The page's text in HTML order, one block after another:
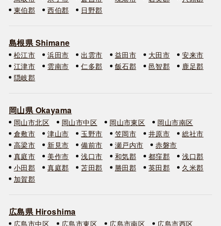
東伯郡
西伯郡 日野郡
島根県 Shimane
松江市 浜田市 出雲市 益田市 大田市
安来市
江津市
雲南市 仁多郡 飯石郡 邑智郡
鹿足郡
隠岐郡
岡山県 Okayama
岡山市北区 岡山市中区 岡山市東区
岡山市南区
倉敷市
津山市 玉野市 笠岡市 井原市
総社市
高梁市
新見市 備前市 瀬戸内市
赤磐市
真庭市
美作市 浅口市 和気郡 都窪郡
浅口郡
小田郡
真庭郡 苫田郡 勝田郡 英田郡
久米郡
加賀郡
広島県 Hiroshima
広島市中区 広島市東区 広島市南区 広島市西区